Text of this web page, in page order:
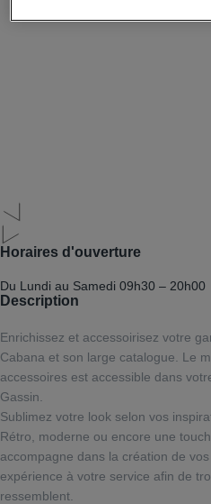
Horaires d'ouverture
Du Lundi au Samedi 09h30 – 20h00
Description
Enrichissez et accessoirisez votre
Cabana et son large catalogue. Le
accessoires est accessible dans
Gassin.
Sublimez votre look selon vos
Rétro, moderne ou encore une
accompagne dans la création de
expérience à votre service afin de
ressemblent.